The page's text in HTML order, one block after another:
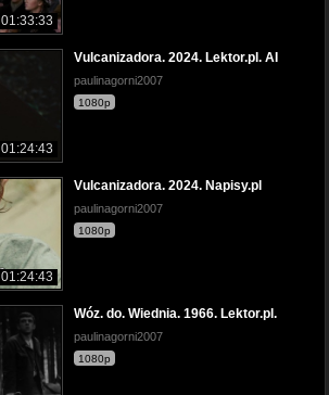
01:33:33
01:24:43
Vulcanizadora. 2024. Lektor.pl. AI
paulinagorni2007
1080p
01:24:43
Vulcanizadora. 2024. Napisy.pl
paulinagorni2007
1080p
Wóz. do. Wiednia. 1966. Lektor.pl.
paulinagorni2007
1080p